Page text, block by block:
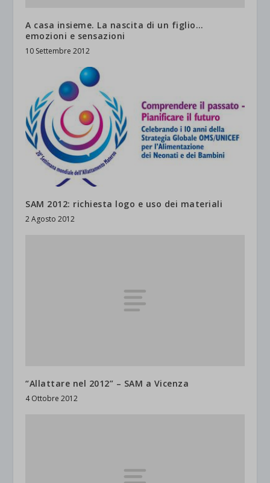
A casa insieme. La nascita di un figlio…
emozioni e sensazioni
10 Settembre 2012
SAM 2012: richiesta logo e uso dei materiali
2 Agosto 2012
“Allattare nel 2012” – SAM a Vicenza
4 Ottobre 2012